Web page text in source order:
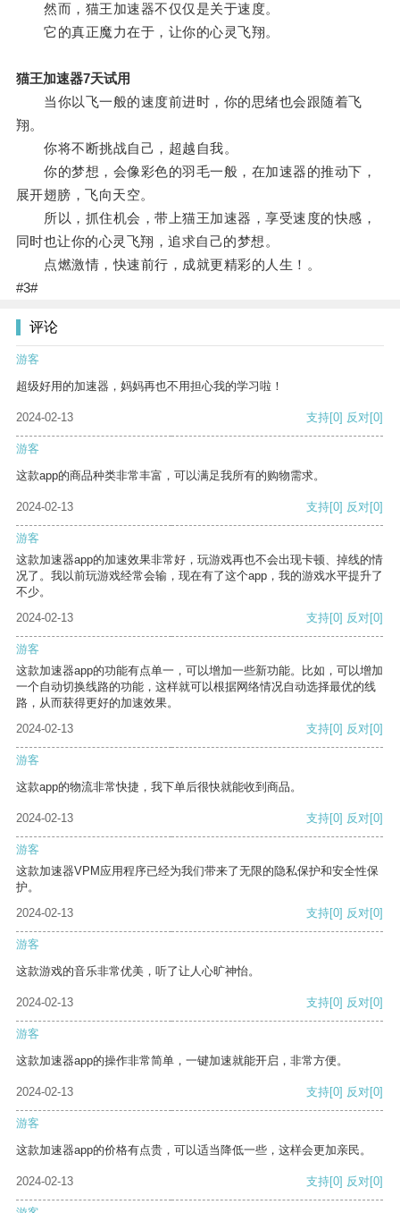
然而，猫王加速器不仅仅是关于速度。
它的真正魔力在于，让你的心灵飞翔。
猫王加速器7天试用
当你以飞一般的速度前进时，你的思绪也会跟随着飞
翔。
你将不断挑战自己，超越自我。
你的梦想，会像彩色的羽毛一般，在加速器的推动下，
展开翅膀，飞向天空。
所以，抓住机会，带上猫王加速器，享受速度的快感，
同时也让你的心灵飞翔，追求自己的梦想。
点燃激情，快速前行，成就更精彩的人生！。
#3#
评论
游客
超级好用的加速器，妈妈再也不用担心我的学习啦！
2024-02-13 支持[0] 反对[0]
游客
这款app的商品种类非常丰富，可以满足我所有的购物需求。
2024-02-13 支持[0] 反对[0]
游客
这款加速器app的加速效果非常好，玩游戏再也不会出现卡顿、掉线的情
况了。我以前玩游戏经常会输，现在有了这个app，我的游戏水平提升了
不少。
2024-02-13
支持[0] 反对[0]
游客
这款加速器app的功能有点单一，可以增加一些新功能。比如，可以增加
一个自动切换线路的功能，这样就可以根据网络情况自动选择最优的线
路，从而获得更好的加速效果。
2024-02-13
支持[0] 反对[0]
游客
这款app的物流非常快捷，我下单后很快就能收到商品。
2024-02-13 支持[0] 反对[0]
游客
这款加速器VPM应用程序已经为我们带来了无限的隐私保护和安全性保
护。
2024-02-13
支持[0] 反对[0]
游客
这款游戏的音乐非常优美，听了让人心旷神怡。
2024-02-13 支持[0] 反对[0]
游客
这款加速器app的操作非常简单，一键加速就能开启，非常方便。
2024-02-13 支持[0] 反对[0]
游客
这款加速器app的价格有点贵，可以适当降低一些，这样会更加亲民。
2024-02-13 支持[0] 反对[0]